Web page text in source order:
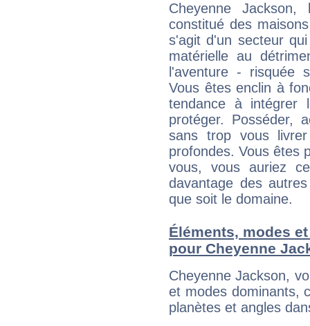
Cheyenne
constitué des
s'agit d'un secteur
matérielle au
l'aventure - risquée
Vous êtes enclin à
tendance à
protéger. Posséder,
sans trop vous
profondes. Vous êtes
vous, vous auriez
davantage des
que soit le domaine.
Éléments, modes
pour Cheyenne
Cheyenne Jackson,
et modes dominants,
planètes et angles